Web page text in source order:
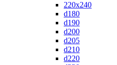
220x240
d180
d190
d200
d205
d210
d220